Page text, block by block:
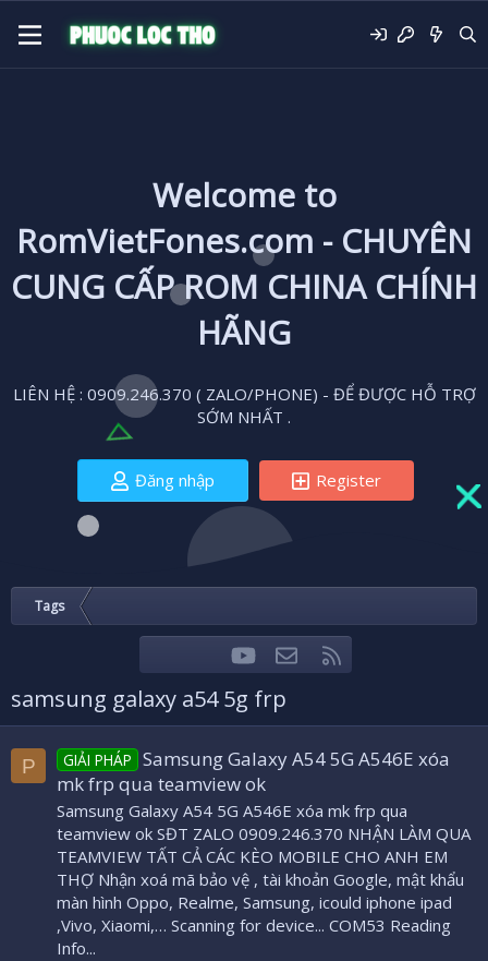
Welcome to
RomVietFones.com - CHUYÊN
CUNG CẤP ROM CHINA CHÍNH
HÃNG
LIÊN HỆ : 0909.246.370 ( ZALO/PHONE) - ĐỂ ĐƯỢC HỖ TRỢ
SỚM NHẤT .
Đăng nhập Register
Tags
FacebookTwitteryoutubeLiên hệ
samsung galaxy a54 5g frp
P GIẢI PHÁP Samsung Galaxy A54 5G A546E xóa
mk frp qua teamview ok
Samsung Galaxy A54 5G A546E xóa mk frp qua
teamview ok SĐT ZALO 0909.246.370 NHẬN LÀM QUA
TEAMVIEW TẤT CẢ CÁC KÈO MOBILE CHO ANH EM
THỢ Nhận xoá mã bảo vệ , tài khoản Google, mật khẩu
màn hình Oppo, Realme, Samsung, icould iphone ipad
,Vivo, Xiaomi,… Scanning for device... COM53 Reading
Info...